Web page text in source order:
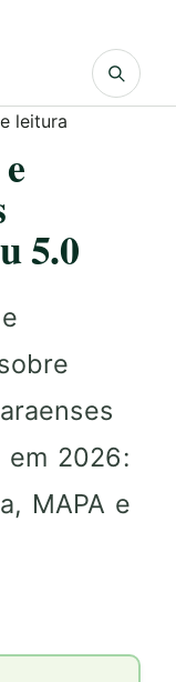
leitura
5.0
em 2026:
MAPA e